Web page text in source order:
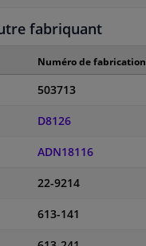
fabriquant
Numéro de fabrication
503713
D8126
ADN18116
22-9214
613-141